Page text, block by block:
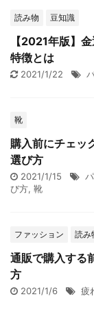
読み物 豆知識
【2021年版】
特徴とは
2021/1/22
靴
購入前にチェッ
選び方
2021/1/15
び方, 靴
ファッション 読み
通販で購入する
方
2021/1/6 疲